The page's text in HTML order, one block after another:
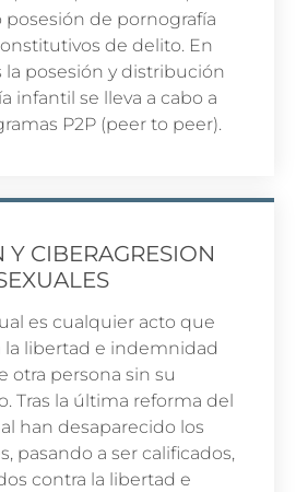
posesión de pornografía
de delito. En
la posesión y distribución
infantil se lleva a cabo a
P2P (peer to peer).
Y CIBERAGRESION
es cualquier acto que
la libertad e indemnidad
otra persona sin su
Tras la última reforma del
han desaparecido los
pasando a ser calificados,
contra la libertad e